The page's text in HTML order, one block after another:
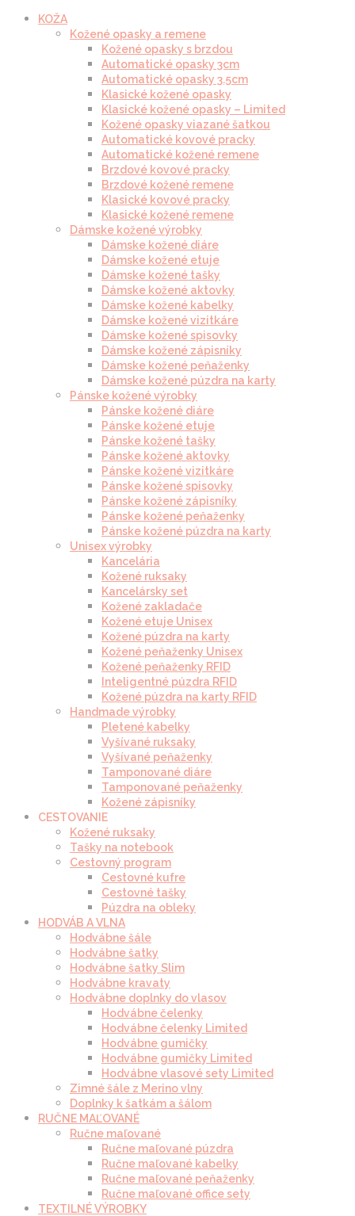
KOŽA
Kožené opasky a remene
Kožené opasky s brzdou
Automatické opasky 3cm
Automatické opasky 3.5cm
Klasické kožené opasky
Klasické kožené opasky – Limited
Kožené opasky viazané šatkou
Automatické kovové pracky
Automatické kožené remene
Brzdové kovové pracky
Brzdové kožené remene
Klasické kovové pracky
Klasické kožené remene
Dámske kožené výrobky
Dámske kožené diáre
Dámske kožené etuje
Dámske kožené tašky
Dámske kožené aktovky
Dámske kožené kabelky
Dámske kožené vizitkáre
Dámske kožené spisovky
Dámske kožené zápisníky
Dámske kožené peňaženky
Dámske kožené púzdra na karty
Pánske kožené výrobky
Pánske kožené diáre
Pánske kožené etuje
Pánske kožené tašky
Pánske kožené aktovky
Pánske kožené vizitkáre
Pánske kožené spisovky
Pánske kožené zápisníky
Pánske kožené peňaženky
Pánske kožené púzdra na karty
Unisex výrobky
Kancelária
Kožené ruksaky
Kancelársky set
Kožené zakladače
Kožené etuje Unisex
Kožené púzdra na karty
Kožené peňaženky Unisex
Kožené peňaženky RFID
Inteligentné púzdra RFID
Kožené púzdra na karty RFID
Handmade výrobky
Pletené kabelky
Vyšívané ruksaky
Vyšívané peňaženky
Tamponované diáre
Tamponované peňaženky
Kožené zápisníky
CESTOVANIE
Kožené ruksaky
Tašky na notebook
Cestovný program
Cestovné kufre
Cestovné tašky
Púzdra na obleky
HODVÁB A VLNA
Hodvábne šále
Hodvábne šatky
Hodvábne šatky Slim
Hodvábne kravaty
Hodvábne doplnky do vlasov
Hodvábne čelenky
Hodvábne čelenky Limited
Hodvábne gumičky
Hodvábne gumičky Limited
Hodvábne vlasové sety Limited
Zimné šále z Merino vlny
Doplnky k šatkám a šálom
RUČNE MAĽOVANÉ
Ručne maľované
Ručne maľované púzdra
Ručne maľované kabelky
Ručne maľované peňaženky
Ručne maľované office sety
TEXTILNÉ VÝROBKY